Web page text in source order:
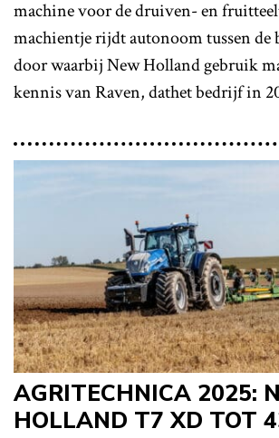
machine voor de druiven- en
machientje rijdt autonoom tussen de
door waarbij New Holland gebruik
kennis van Raven, dathet bedrijf in
AGRITECHNICA 2025:
HOLLAND T7 XD TOT